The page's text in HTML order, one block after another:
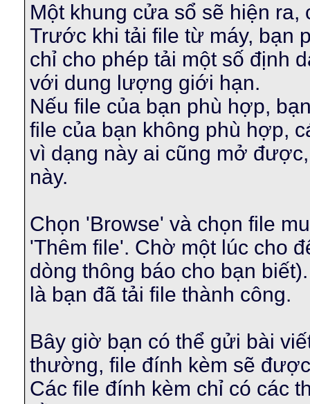
Một khung cửa sổ sẽ hiện
Trước khi tải file từ máy, bạn
chỉ cho phép tải một số định
với dung lượng giới hạn.
Nếu file của bạn phù hợp,
file của bạn không phù hợp,
vì dạng này ai cũng mở
này.
Chọn 'Browse' và chọn file
'Thêm file'. Chờ một lúc cho
dòng thông báo cho bạn
là bạn đã tải file thành công.
Bây giờ bạn có thể gửi bài
thường, file đính kèm sẽ
Các file đính kèm chỉ có các